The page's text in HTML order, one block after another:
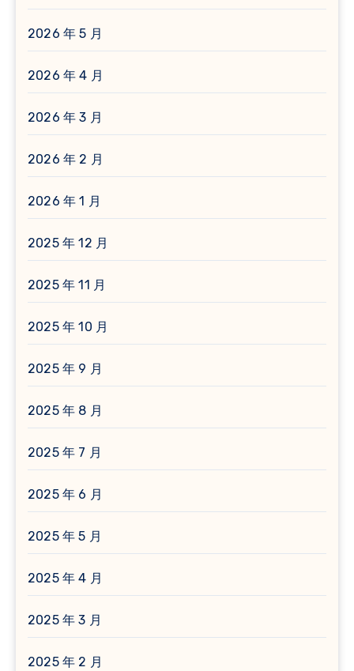
2026 年 5 月
2026 年 4 月
2026 年 3 月
2026 年 2 月
2026 年 1 月
2025 年 12 月
2025 年 11 月
2025 年 10 月
2025 年 9 月
2025 年 8 月
2025 年 7 月
2025 年 6 月
2025 年 5 月
2025 年 4 月
2025 年 3 月
2025 年 2 月